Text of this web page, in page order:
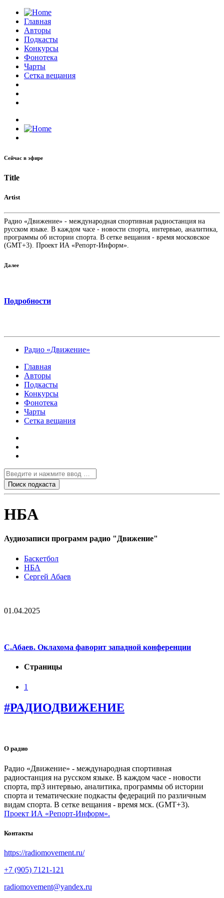
Главная
Авторы
Подкасты
Конкурсы
Фонотека
Чарты
Сетка вещания
Сейчас в эфире
Title
Artist
Радио «Движение» - международная спортивная радиостанция на
русском языке. В каждом часе - новости спорта, интервью, аналитика,
программы об истории спорта. В сетке вещания - время московское
(GMT+3). Проект ИА «Репорт-Информ».
Далее
Подробности
Радио «Движение»
Главная
Авторы
Подкасты
Конкурсы
Фонотека
Чарты
Сетка вещания
НБА
Аудиозаписи программ радио "Движение"
Баскетбол
НБА
Сергей Абаев
01.04.2025
С.Абаев. Оклахома фаворит западной конференции
Страницы
1
#РАДИОДВИЖЕНИЕ
О радио
Радио «Движение» - международная спортивная
радиостанция на русском языке. В каждом часе - новости
спорта, mp3 интервью, аналитика, программы об истории
спорта и тематические подкасты федераций по различным
видам спорта. В сетке вещания - время мск. (GMT+3).
Проект ИА «Репорт-Информ».
Контакты
https://radiomovement.ru/
+7 (905) 7121-121
radiomovement@yandex.ru